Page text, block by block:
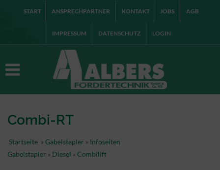
START ANSPRECHPARTNER KONTAKT JOBS AGB
IMPRESSUM DATENSCHUTZ LOGIN
Combi-RT
Startseite » Gabelstapler » Infoseiten
Gabelstapler » Diesel » Combilift